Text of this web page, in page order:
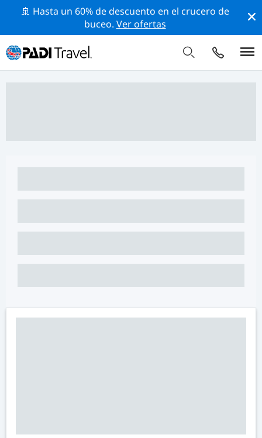
🚢 Hasta un 60% de descuento en el crucero de
buceo. Ver ofertas